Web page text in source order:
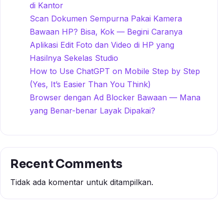
di Kantor
Scan Dokumen Sempurna Pakai Kamera
Bawaan HP? Bisa, Kok — Begini Caranya
Aplikasi Edit Foto dan Video di HP yang
Hasilnya Sekelas Studio
How to Use ChatGPT on Mobile Step by Step
(Yes, It’s Easier Than You Think)
Browser dengan Ad Blocker Bawaan — Mana
yang Benar-benar Layak Dipakai?
Recent Comments
Tidak ada komentar untuk ditampilkan.